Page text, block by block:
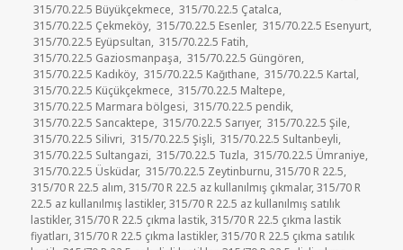
315/70.22.5 Büyükçekmece, 315/70.22.5 Çatalca,
315/70.22.5 Çekmeköy, 315/70.22.5 Esenler, 315/70.22.5 Esenyurt,
315/70.22.5 Eyüpsultan, 315/70.22.5 Fatih,
315/70.22.5 Gaziosmanpaşa, 315/70.22.5 Güngören,
315/70.22.5 Kadıköy, 315/70.22.5 Kağıthane, 315/70.22.5 Kartal,
315/70.22.5 Küçükçekmece, 315/70.22.5 Maltepe,
315/70.22.5 Marmara bölgesi, 315/70.22.5 pendik,
315/70.22.5 Sancaktepe, 315/70.22.5 Sarıyer, 315/70.22.5 Şile,
315/70.22.5 Silivri, 315/70.22.5 Şişli, 315/70.22.5 Sultanbeyli,
315/70.22.5 Sultangazi, 315/70.22.5 Tuzla, 315/70.22.5 Ümraniye,
315/70.22.5 Üsküdar, 315/70.22.5 Zeytinburnu,315/70 R 22.5,
315/70 R 22.5 alım,315/70 R 22.5 az kullanılmış çıkmalar,315/70 R
22.5 az kullanılmış lastikler,315/70 R 22.5 az kullanılmış satılık
lastikler,315/70 R 22.5 çıkma lastik,315/70 R 22.5 çıkma lastik
fiyatları,315/70 R 22.5 çıkma lastikler,315/70 R 22.5 çıkma satılık